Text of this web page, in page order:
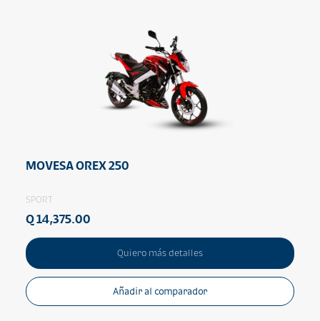
MOVESA OREX 250
SPORT
Q 14,375.00
Quiero más detalles
Añadir al comparador